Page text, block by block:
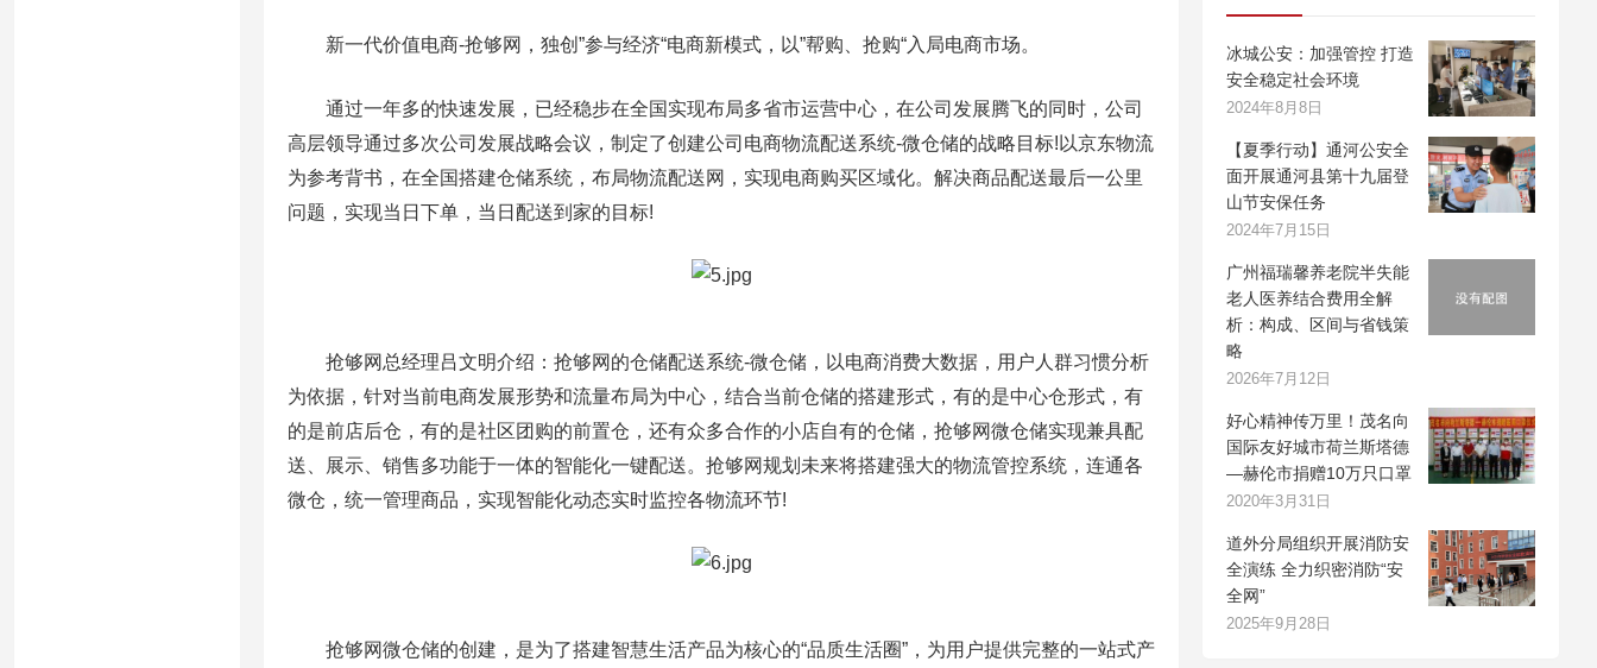
新一代价值电商-抢够网，独创”参与经济“电商新模式，以”帮购、抢购“入局电商市场。
通过一年多的快速发展，已经稳步在全国实现布局多省市运营中心，在公司发展腾飞的同时，公司
高层领导通过多次公司发展战略会议，制定了创建公司电商物流配送系统-微仓储的战略目标!以京东物流
为参考背书，在全国搭建仓储系统，布局物流配送网，实现电商购买区域化。解决商品配送最后一公里
问题，实现当日下单，当日配送到家的目标!
抢够网总经理吕文明介绍：抢够网的仓储配送系统-微仓储，以电商消费大数据，用户人群习惯分析
为依据，针对当前电商发展形势和流量布局为中心，结合当前仓储的搭建形式，有的是中心仓形式，有
的是前店后仓，有的是社区团购的前置仓，还有众多合作的小店自有的仓储，抢够网微仓储实现兼具配
送、展示、销售多功能于一体的智能化一键配送。抢够网规划未来将搭建强大的物流管控系统，连通各
微仓，统一管理商品，实现智能化动态实时监控各物流环节!
抢够网微仓储的创建，是为了搭建智慧生活产品为核心的“品质生活圈”，为用户提供完整的一站式产
冰城公安：加强管控 打造
安全稳定社会环境
2024年8月8日
【夏季行动】通河公安全
面开展通河县第十九届登
山节安保任务
2024年7月15日
广州福瑞馨养老院半失能
老人医养结合费用全解
析：构成、区间与省钱策
略
2026年7月12日
好心精神传万里！茂名向
国际友好城市荷兰斯塔德
—赫伦市捐赠10万只口罩
2020年3月31日
道外分局组织开展消防安
全演练 全力织密消防“安
全网”
2025年9月28日